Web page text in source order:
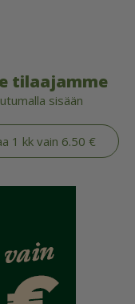
tilaajamme
sisään
1 kk vain 6.50 €